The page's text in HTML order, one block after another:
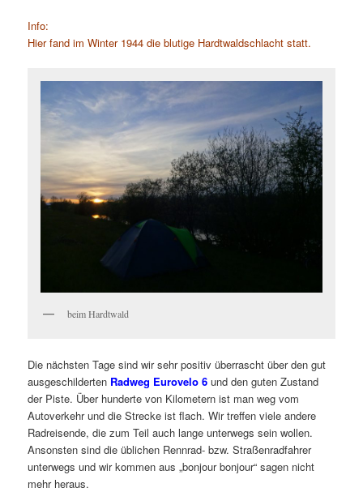
Info:
Hier fand im Winter 1944 die blutige Hardtwaldschlacht statt.
beim Hardtwald
Die nächsten Tage sind wir sehr positiv überrascht über den gut
ausgeschilderten Radweg Eurovelo 6 und den guten Zustand
der Piste. Über hunderte von Kilometern ist man weg vom
Autoverkehr und die Strecke ist flach. Wir treffen viele andere
Radreisende, die zum Teil auch lange unterwegs sein wollen.
Ansonsten sind die üblichen Rennrad- bzw. Straßenradfahrer
unterwegs und wir kommen aus „bonjour bonjour“ sagen nicht
mehr heraus.